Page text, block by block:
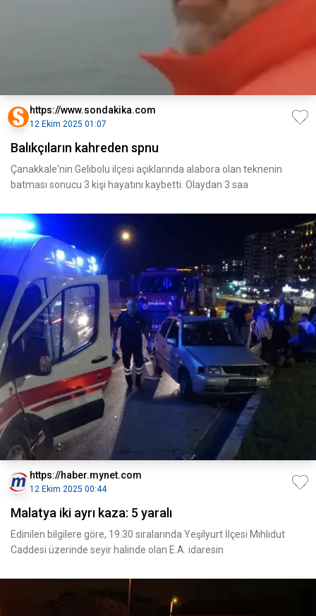
https://www.sondakika.com
12 Ekim 2025 01:07
Balıkçıların kahreden spnu
Çanakkale'nin Gelibolu ilçesi açıklarında alabora olan teknenin
batması sonucu 3 kişi hayatını kaybetti. Olaydan 3 saa
https://haber.mynet.com
12 Ekim 2025 00:44
Malatya iki ayrı kaza: 5 yaralı
Edinilen bilgilere göre, 19.30 sıralarında Yeşilyurt İlçesi Mıhlıdut
Caddesi üzerinde seyir halinde olan E.A. idaresin